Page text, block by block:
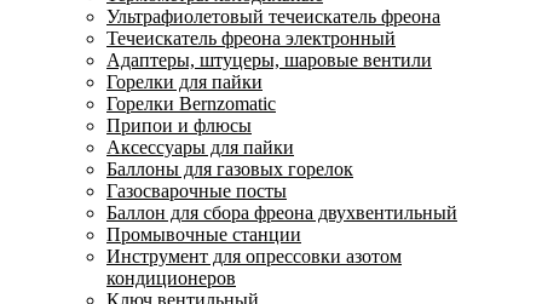
Ультрафиолетовый течеискатель фреона
Течеискатель фреона электронный
Адаптеры, штуцеры, шаровые вентили
Горелки для пайки
Горелки Bernzomatic
Припои и флюсы
Аксессуары для пайки
Баллоны для газовых горелок
Газосварочные посты
Баллон для сбора фреона двухвентильный
Промывочные станции
Инструмент для опрессовки азотом
кондиционеров